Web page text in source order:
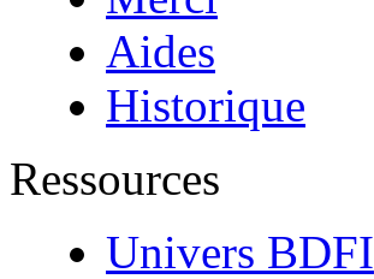
Aides
Historique
Ressources
Univers BDFI